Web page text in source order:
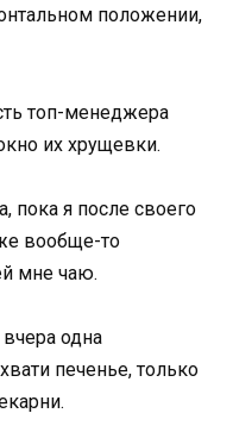
положении,
топ-менеджера
их хрущевки.
пока я после своего
вообще-то
мне чаю.
одна
печенье, только